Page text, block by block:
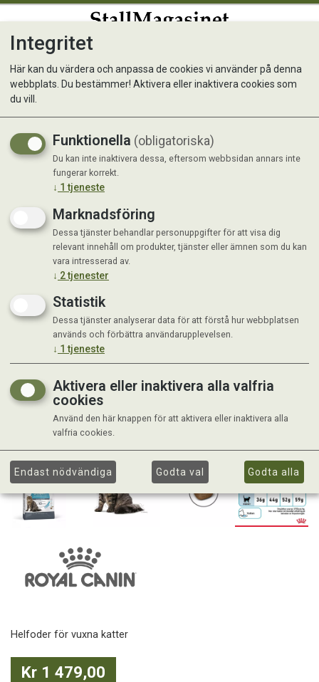
RCC Urinary Care
Helfoder för vuxna katter
Kr 1 479,00
Integritet
Här kan du värdera och anpassa de cookies vi använder på denna
webbplats. Du bestämmer! Aktivera eller inaktivera cookies som
du vill.
Funktionella (obligatoriska)
Du kan inte inaktivera dessa, eftersom webbsidan annars inte
fungerar korrekt.
↓ 1 tjeneste
Marknadsföring
Dessa tjänster behandlar personuppgifter för att visa dig
relevant innehåll om produkter, tjänster eller ämnen som du kan
vara intresserad av.
↓ 2tjenester
Statistik
Dessa tjänster analyserar data för att förstå hur webbplatsen
används och förbättra användarupplevelsen.
↓ 1 tjeneste
Aktivera eller inaktivera alla valfria
cookies
Använd den här knappen för att aktivera eller inaktivera alla
valfria cookies.
Endast nödvändiga Godta val Godta alla